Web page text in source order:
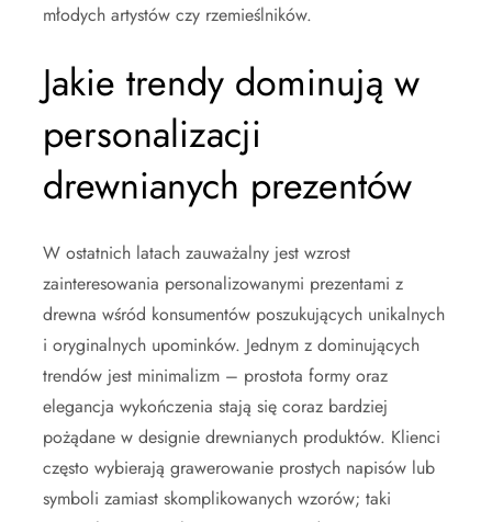
młodych artystów czy rzemieślników.
Jakie trendy dominują w
personalizacji
drewnianych prezentów
W ostatnich latach zauważalny jest wzrost
zainteresowania personalizowanymi prezentami z
drewna wśród konsumentów poszukujących unikalnych
i oryginalnych upominków. Jednym z dominujących
trendów jest minimalizm – prostota formy oraz
elegancja wykończenia stają się coraz bardziej
pożądane w designie drewnianych produktów. Klienci
często wybierają grawerowanie prostych napisów lub
symboli zamiast skomplikowanych wzorów; taki